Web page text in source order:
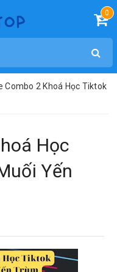
0
Combo 2 Khoá Học Tiktok
Học
Yến